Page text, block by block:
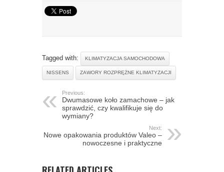
Tagged with: KLIMATYZACJA SAMOCHODOWA
NISSENS ZAWORY ROZPRĘŻNE KLIMATYZACJI
Previous:
Dwumasowe koło zamachowe – jak
sprawdzić, czy kwalifikuje się do
wymiany?
Next:
Nowe opakowania produktów Valeo –
nowoczesne i praktyczne